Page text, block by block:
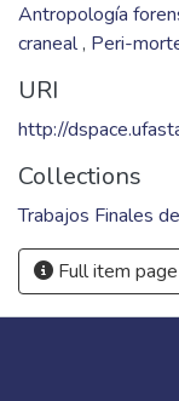
Antropología
craneal, Peri-
URI
http://
Collections
Trabajos Finales
Full item page